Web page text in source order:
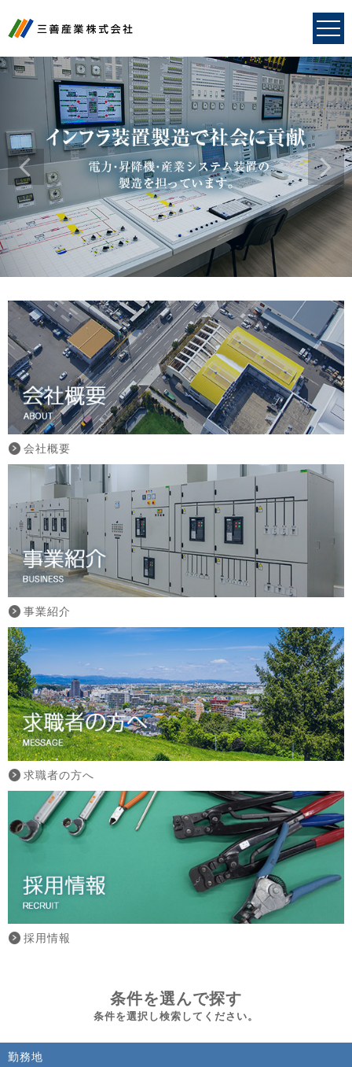
会社概要
事業紹介
求職者の方へ
採用情報
条件を選んで探す
条件を選択し検索してください。
勤務地